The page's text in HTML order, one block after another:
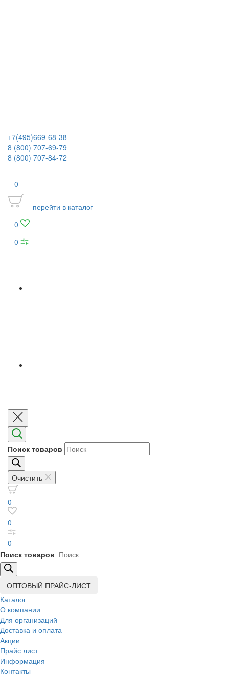
+7(495)669-68-38
8 (800) 707-69-79
8 (800) 707-84-72
0
перейти в каталог
0
0
Поиск товаров
Очистить
0
0
0
Поиск товаров
ОПТОВЫЙ ПРАЙС-ЛИСТ
Каталог
О компании
Для организаций
Доставка и оплата
Акции
Прайс лист
Информация
Контакты